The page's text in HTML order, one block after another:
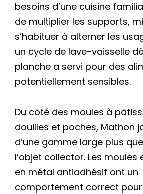
besoins d’une cuisine
de multiplier les supports,
s’habituer à alterner les
un cycle de lave-vaisselle
planche a servi pour des
potentiellement sensibles.
Du côté des moules à
douilles et poches, Mathon
d’une gamme large plus
l’objet collector. Les moules
en métal antiadhésif ont un
comportement correct